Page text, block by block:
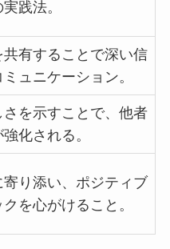
践法。
有することで深い信
ュニケーション。
を示すことで、他者
化される。
り添い、ポジティブ
を心がけること。